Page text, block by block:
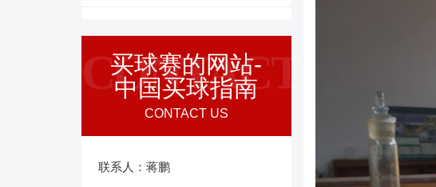
买球赛的网站-
中国买球指南
CONTACT US
CONTACT
联系人：蒋鹏